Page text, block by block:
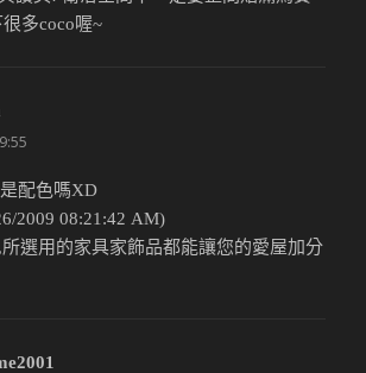
多coco喔~
配色嗎XD
2009 08:21:42 AM)
選用的家具家飾品都能讓您的愛屋加分